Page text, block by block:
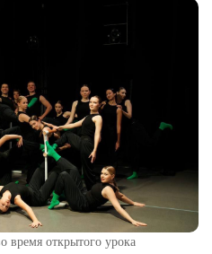
время открытого урока